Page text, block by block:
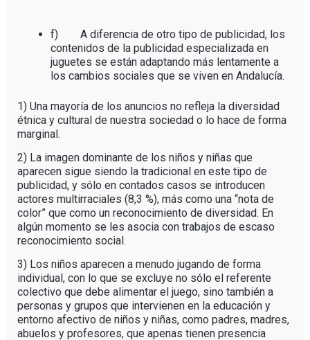
f) A diferencia de otro tipo de publicidad, los
contenidos de la publicidad especializada en
juguetes se están adaptando más lentamente a
los cambios sociales que se viven en Andalucía.
1) Una mayoría de los anuncios no refleja la diversidad
étnica y cultural de nuestra sociedad o lo hace de forma
marginal.
2) La imagen dominante de los niños y niñas que
aparecen sigue siendo la tradicional en este tipo de
publicidad, y sólo en contados casos se introducen
actores multirraciales (8,3 %), más como una “nota de
color” que como un reconocimiento de diversidad. En
algún momento se les asocia con trabajos de escaso
reconocimiento social.
3) Los niños aparecen a menudo jugando de forma
individual, con lo que se excluye no sólo el referente
colectivo que debe alimentar el juego, sino también a
personas y grupos que intervienen en la educación y
entorno afectivo de niños y niñas, como padres, madres,
abuelos y profesores, que apenas tienen presencia